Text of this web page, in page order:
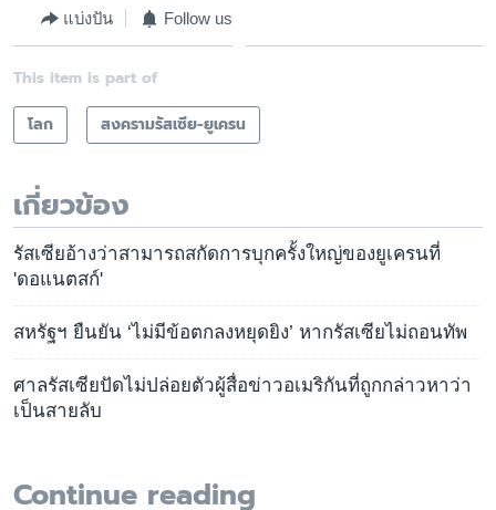
แบ่งปัน Follow us
This item is part of
โลก
สงครามรัสเซีย-ยูเครน
เกี่ยวข้อง
รัสเซียอ้างว่าสามารถสกัดการบุกครั้งใหญ่ของยูเครนที่
'ดอแนตสก์'
สหรัฐฯ ยืนยัน ‘ไม่มีข้อตกลงหยุดยิง’ หากรัสเซียไม่ถอนทัพ
ศาลรัสเซียปัดไม่ปล่อยตัวผู้สื่อข่าวอเมริกันที่ถูกกล่าวหาว่า
เป็นสายลับ
Continue reading